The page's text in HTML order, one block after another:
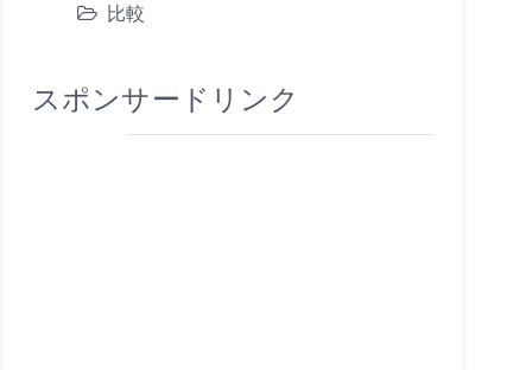
比較
スポンサードリンク